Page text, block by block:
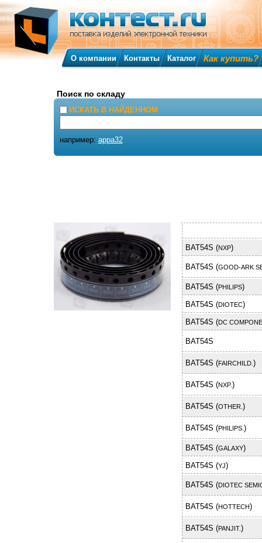
BAT54S (NXP)
BAT54S (GOOD-ARK
BAT54S (PHILIPS)
BAT54S (DIOTEC)
BAT54S (DC
BAT54S
BAT54S (FAIRCHILD. )
BAT54S (NXP.)
BAT54S (OTHER. )
BAT54S (PHILIPS. )
BAT54S (GALAXY)
BAT54S (YJ)
BAT54S (DIOTEC
BAT54S (HOTTECH)
BAT54S (PANJIT.)
О компании Контакты Каталог Как купить?
Поиск по складу
ИСКАТЬ В НАЙДЕННОМ
например: appa32